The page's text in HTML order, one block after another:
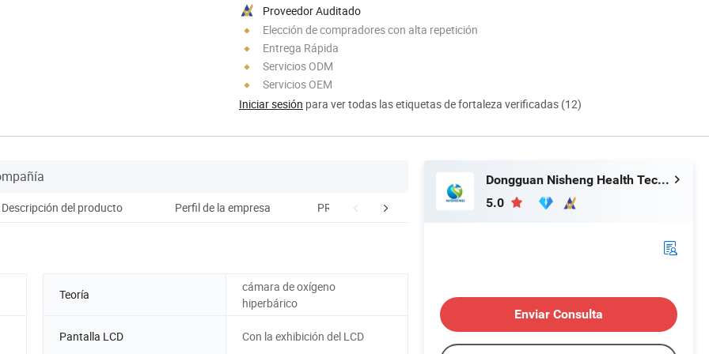
Proveedor Auditado
Elección de compradores con alta repetición
Entrega Rápida
Servicios ODM
Servicios OEM
Iniciar sesión para ver todas las etiquetas de fortaleza verificadas (12)
Descripción del producto Perfil de la empresa PREGUNTAS FRECUENTES
Teoría
cámara de oxígeno
hiperbárico
Pantalla LCD Con la exhibición del LCD
Dongguan Nisheng Health Technology Co., Ltd.
5.0
Enviar Consulta